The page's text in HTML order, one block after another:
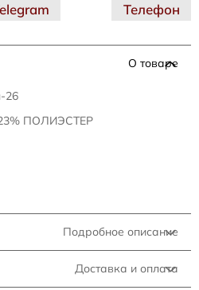
О товаре
26
ПОЛИЭСТЕР
Подробное описание
Доставка и оплата
Телефон